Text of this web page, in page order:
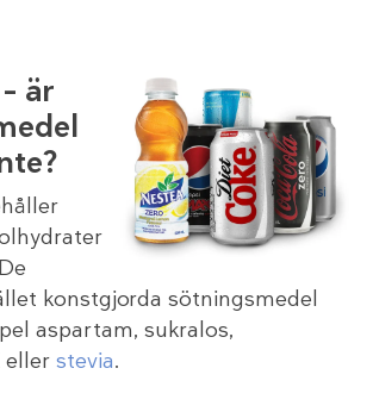
är
konstgjorda sötningsmedel
aspartam, sukralos,
eller stevia.